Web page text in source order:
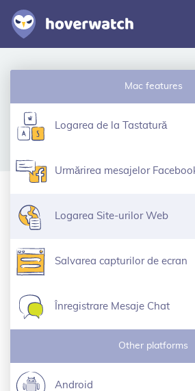
Caracteristici
Autentificare
Mac features
Logarea de la Tastatură
Urmărirea mesajelor
Logarea Site-urilor Web
Salvarea capturilor de ecran
Înregistrare Mesaje Chat
Other platforms
Android